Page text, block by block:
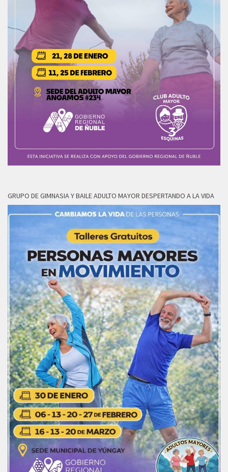
GRUPO DE GIMNASIA Y BAILE ADULTO MAYOR DESPERTANDO A LA VIDA